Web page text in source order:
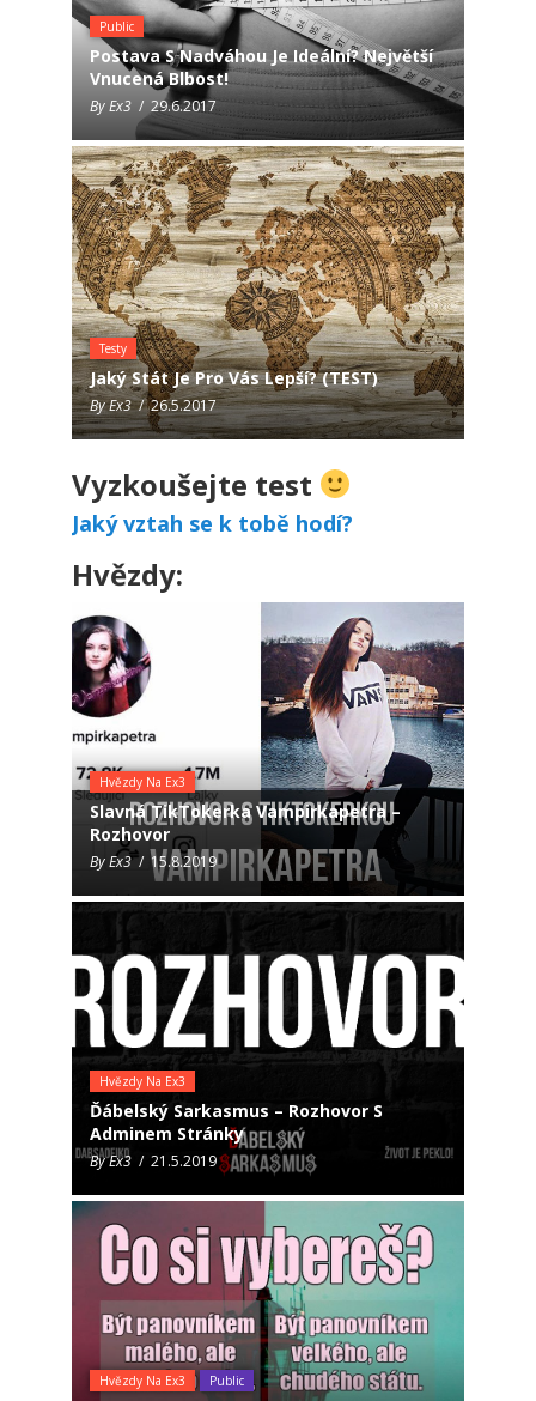
Public
Postava S Nadváhou Je Ideální? Největší
Vnucená Blbost!
By Ex3/ 29.6.2017
Testy
Jaký Stát Je Pro Vás Lepší? (TEST)
By Ex3/ 26.5.2017
Vyzkoušejte test
Jaký vztah se k tobě hodí?
Hvězdy:
Hvězdy Na Ex3
Slavná TikTokerka Vampirkapetra –
Rozhovor
By Ex3/ 15.8.2019
Hvězdy Na Ex3
Ďábelský Sarkasmus – Rozhovor S
Adminem Stránky
By Ex3/ 21.5.2019
Hvězdy Na Ex3 Public